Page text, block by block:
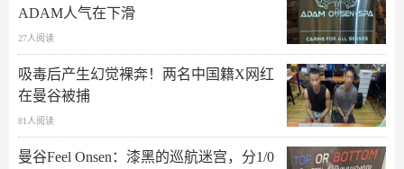
ADAM人气在下滑
27人阅读
吸毒后产生幻觉裸奔！两名中国籍X网红
在曼谷被捕
81人阅读
曼谷Feel Onsen：漆黑的巡航迷宫，分1/0